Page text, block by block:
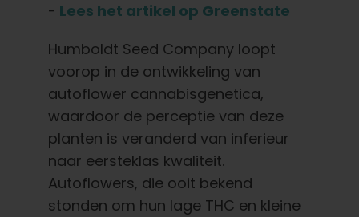
Behoud van Caribische genetica
Neem contact op met
Winkel op
- Lees het artikel op Greenstate
Humboldt Seed Company loopt
voorop in de ontwikkeling van
autoflower cannabisgenetica,
waardoor de perceptie van deze
planten is veranderd van inferieur
naar eersteklas kwaliteit.
Autoflowers, die ooit bekend
stonden om hun lage THC en kleine